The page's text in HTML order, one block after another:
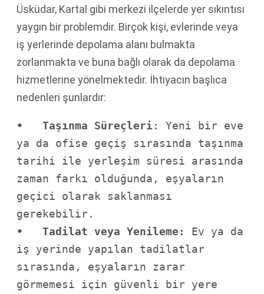
Üsküdar, Kartal gibi merkezi ilçelerde yer sıkıntısı
yaygın bir problemdir. Birçok kişi, evlerinde veya
iş yerlerinde depolama alanı bulmakta
zorlanmakta ve buna bağlı olarak da depolama
hizmetlerine yönelmektedir. İhtiyacın başlıca
nedenleri şunlardır:
•   Taşınma Süreçleri: Yeni bir eve
ya da ofise geçiş sırasında taşınma
tarihi ile yerleşim süresi arasında
zaman farkı olduğunda, eşyaların
geçici olarak saklanması
•   Tadilat veya Yenileme:
Ev ya da
iş yerinde yapılan tadilatlar
sırasında, eşyaların zarar
görmemesi için güvenli bir yere